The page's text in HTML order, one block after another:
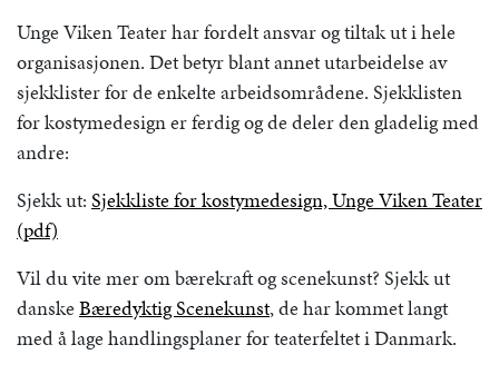
Unge Viken Teater har fordelt ansvar og tiltak ut i hele
organisasjonen. Det betyr blant annet utarbeidelse av
sjekklister for de enkelte arbeidsområdene. Sjekklisten
for kostymedesign er ferdig og de deler den gladelig med
andre:
Sjekk ut: Sjekkliste for kostymedesign, Unge Viken Teater
(pdf)
Vil du vite mer om bærekraft og scenekunst? Sjekk ut
danske Bæredyktig Scenekunst, de har kommet langt
med å lage handlingsplaner for teaterfeltet i Danmark.